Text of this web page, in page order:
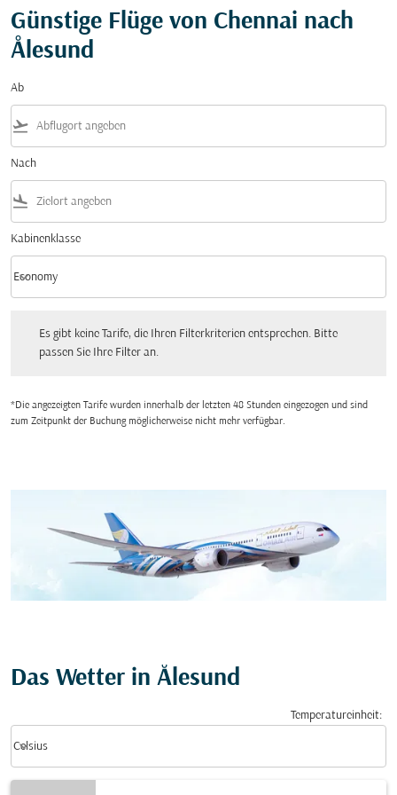
Günstige Flüge von Chennai nach
Ålesund
Ab
flight_takeoff
Nach
flight_land
Kabinenklasse
Kabinenklasse option Economy Selected
Economy
keyboard_arrow_down
Es gibt keine Tarife, die Ihren Filterkriterien entsprechen. Bitte
passen Sie Ihre Filter an.
*Die angezeigten Tarife wurden innerhalb der letzten 48 Stunden eingezogen und sind
zum Zeitpunkt der Buchung möglicherweise nicht mehr verfügbar.
Das Wetter in Ålesund
Temperatureinheit:
Celsius
keyboard_arrow_down